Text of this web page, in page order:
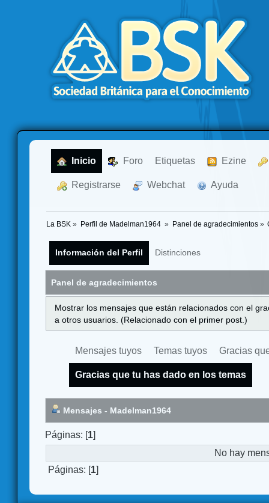
Inicio Foro Etiquetas Ezine
Registrarse Webchat Ayuda
La BSK » Perfil de Madelman1964 » Panel de agradecimientos»
Información del Perfil Distinciones
Panel de agradecimientos
Mostrar los mensajes que están relacionados con el
a otros usuarios. (Relacionado con el primer post.)
Mensajes tuyos Temas tuyos Gracias
Gracias que tu has dado en los temas
Mensajes - Madelman1964
Páginas: [1]
No hay
Páginas: [1]